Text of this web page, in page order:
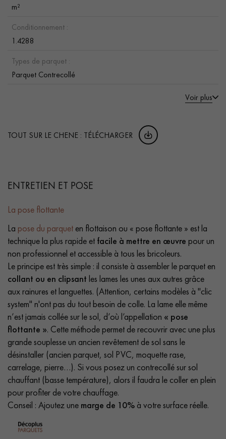
m²
Conditionnement :
1.4288
Types de parquet :
Parquet Contrecollé
Voir plus
TOUT SUR LE CHENE : TÉLÉCHARGER
ENTRETIEN ET POSE
La pose flottante
La pose du parquet en flottaison ou « pose flottante » est la
technique la plus rapide et facile à mettre en œuvre pour un
non professionnel et accessible à tous les bricoleurs.
Le principe est très simple : il consiste à assembler le parquet en
collant ou en clipsant les lames les unes aux autres grâce
aux rainures et languettes. (Attention, certains modèles à "clic
system" n'ont pas du tout besoin de colle. La lame elle même
n’est jamais collée sur le sol, d’où l’appellation « pose
flottante ». Cette méthode permet de recouvrir avec une plus
grande souplesse un ancien revêtement de sol sans le
désinstaller (ancien parquet, sol PVC, moquette rase,
carrelage, pierre…). Si vous posez un contrecollé sur sol
chauffant (basse température), alors il faudra le coller en plein
pour profiter de votre chauffage.
Conseil : Ajoutez une marge de 10% à votre surface réelle.